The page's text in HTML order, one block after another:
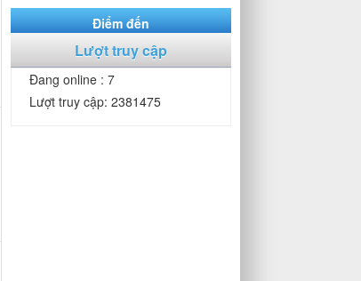
Điểm đến
Lượt truy cập
Đang online : 7
Lượt truy cập: 2381475